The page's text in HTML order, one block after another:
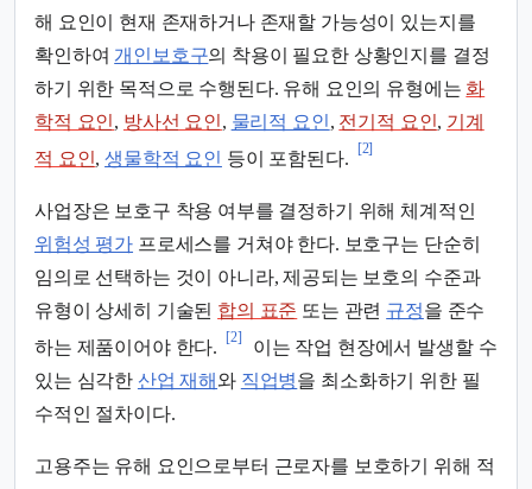
해 요인이 현재 존재하거나 존재할 가능성이 있는지를
확인하여 개인보호구의 착용이 필요한 상황인지를 결정
하기 위한 목적으로 수행된다. 유해 요인의 유형에는 화
학적 요인, 방사선 요인, 물리적 요인, 전기적 요인, 기계
적 요인,생물학적 요인 등이 포함된다.
[2]
사업장은 보호구 착용 여부를 결정하기 위해 체계적인
위험성 평가 프로세스를 거쳐야 한다. 보호구는 단순히
임의로 선택하는 것이 아니라, 제공되는 보호의 수준과
유형이 상세히 기술된 합의 표준 또는 관련 규정을 준수
하는 제품이어야 한다.
[2]
이는 작업 현장에서 발생할 수
있는 심각한 산업 재해 와 직업병을 최소화하기 위한 필
수적인 절차이다.
고용주는 유해 요인으로부터 근로자를 보호하기 위해 적